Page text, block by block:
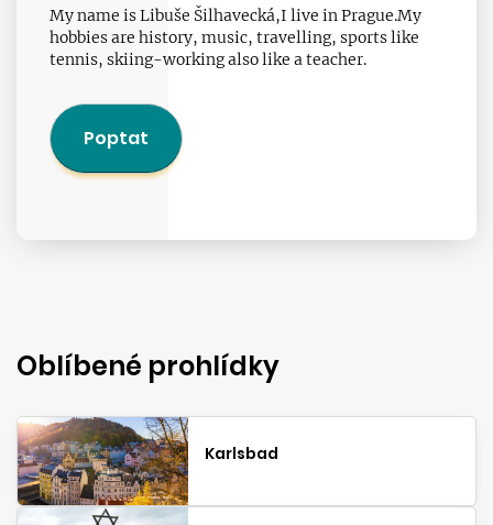
My name is Libuše Šilhavecká,I live in Prague.My
hobbies are history, music, travelling, sports like
tennis, skiing-working also like a teacher.
Poptat
Oblíbené prohlídky
Karlsbad